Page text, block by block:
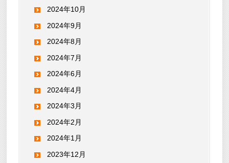
2024年10月
2024年9月
2024年8月
2024年7月
2024年6月
2024年4月
2024年3月
2024年2月
2024年1月
2023年12月